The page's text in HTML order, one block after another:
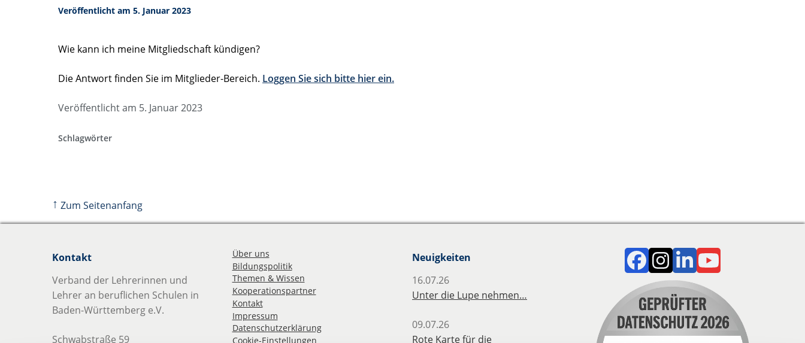
Veröffentlicht am 5. Januar 2023
Wie kann ich meine Mitgliedschaft kündigen?
Die Antwort finden Sie im Mitglieder-Bereich. Loggen Sie sich bitte hier ein.
Veröffentlicht am 5. Januar 2023
Schlagwörter
↑ Zum Seitenanfang
Kontakt
Verband der Lehrerinnen und
Lehrer an beruflichen Schulen in
Baden-Württemberg e.V.
Schwabstraße 59
Über uns
Bildungspolitik
Themen & Wissen
Kooperationspartner
Kontakt
Impressum
Datenschutzerklärung
Cookie-Einstellungen
Neuigkeiten
16.07.26
Unter die Lupe nehmen…
09.07.26
Rote Karte für die